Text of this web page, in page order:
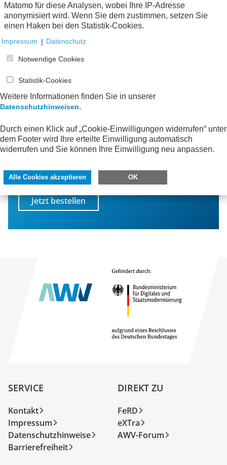
Alle Publikationen
Bleiben Sie informiert!
Mit dem AWV-Newsletter erfahren Sie von neuen
und spannenden Neuigkeiten aus der AWV-
Facharbeit.
Jetzt bestellen
SERVICE
Kontakt
Impressum
Datenschutzhinweise
Barrierefreiheit
DIREKT ZU
FeRD
eXTra
AWV-Forum
Matomo für diese Analysen, wobei Ihre IP-Adresse
anonymisiert wird. Wenn Sie dem zustimmen, setzen Sie
einen Haken bei den Statistik-Cookies.
Impressum | Datenschutz
Notwendige Cookies
Statistik-Cookies
Weitere Informationen finden Sie in unserer
Datenschutzhinweisen.
Durch einen Klick auf „Cookie-Einwilligungen widerrufen“ unter
dem Footer wird Ihre erteilte Einwilligung automatisch
widerrufen und Sie können Ihre Einwilligung neu anpassen.
Alle Cookies akzeptieren OK